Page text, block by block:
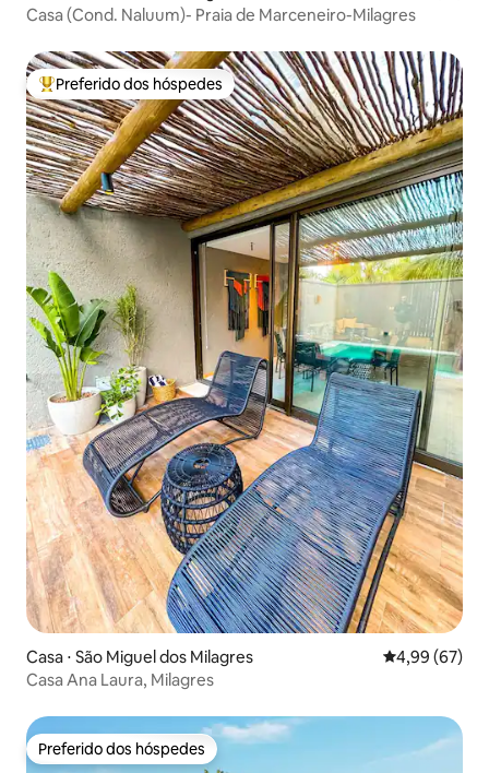
Casa (Cond. Naluum)- Praia de Marceneiro-Milagres
Entre os melhores preferidos dos hóspedes
Preferido dos hóspedes
Casa ⋅ São Miguel dos Milagres 4,99 de uma
4,99 (67)
Casa Ana Laura, Milagres
Preferido dos hóspedes
Preferido dos hóspedes